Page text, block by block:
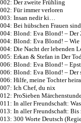
Der zweite Frühling
Für immer verloren
Insan nedir ki…
Bei hübschen Frauen
Blond: Eva Blond! – Der
Blond: Eva Blond! – Wie
Die Nacht der lebenden
Erkan & Stefan in Der
Blond: Eva Blond! –
Blond: Eva Blond! – Der
Hilfe, meine Tochter
Ich Chef, du nix
ProSieben
In aller Freundschaft:
In aller Freundschaft:
300 Worte Deutsch